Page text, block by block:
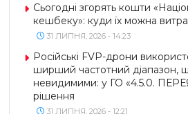
Сьогодні згорять кошти
кешбеку»: куди їх можна
31 ЛИПНЯ, 2026 - 14:23
Російські FVP-дрони
ширший частотний діапазон,
невидимими: у ГО «4.5.0.
рішення
31 ЛИПНЯ, 2026 - 12:21